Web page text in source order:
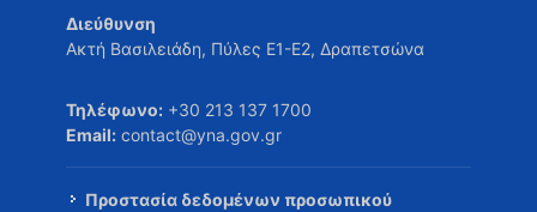
Διεύθυνση
Ακτή Βασιλειάδη, Πύλες Ε1-Ε2, Δραπετσώνα
Τηλέφωνο: +30 213 137 1700
Email: contact@yna.gov.gr
Προστασία δεδομένων προσωπικού